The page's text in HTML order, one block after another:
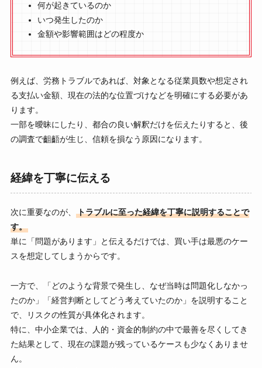
何が起きているのか
いつ発生したのか
金額や影響範囲はどの程度か
例えば、労務トラブルであれば、対象となる従業員数や想定され
る支払い金額、現在の法的な位置づけなどを明確にする必要があ
ります。
一部を曖昧にしたり、都合の良い解釈だけを伝えたりすると、後
の調査で齟齬が生じ、信頼を損なう原因になります。
経緯を丁寧に伝える
次に重要なのが、
トラブルに至った経緯を丁寧に説明することで
す。
単に「問題があります」と伝えるだけでは、買い手は最悪のケー
スを想定してしまうからです。
一方で、「どのような背景で発生し、なぜ当時は問題化しなかっ
たのか」「経営判断としてどう考えていたのか」を説明すること
で、リスクの性質が具体化されます。
特に、中小企業では、人的・資金的制約の中で最善を尽くしてき
た結果として、現在の課題が残っているケースも少なくありませ
ん。